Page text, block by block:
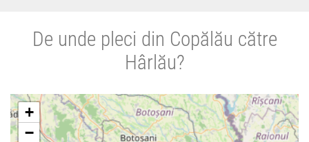
De unde pleci din Copălău către
Hârlău?
+
−